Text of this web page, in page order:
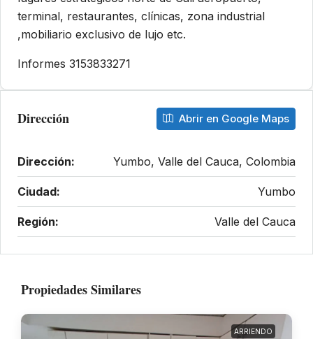
terminal, restaurantes, clínicas, zona industrial
,mobiliario exclusivo de lujo etc.
Informes 3153833271
Dirección Abrir en Google Maps
Dirección: Yumbo, Valle del Cauca, Colombia
Ciudad: Yumbo
Región: Valle del Cauca
Propiedades Similares
ARRIENDO